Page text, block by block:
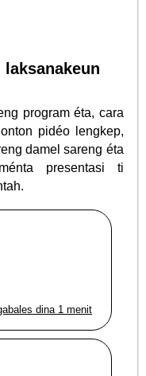
laksanakeun
program éta, cara
pidéo lengkep,
damel sareng éta
presentasi ti
dina 1 menit